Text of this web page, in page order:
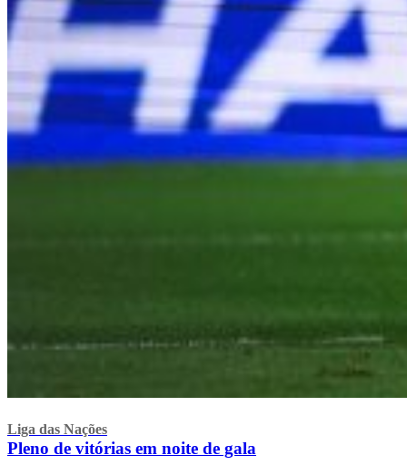
Liga das Nações
Pleno de vitórias em noite de gala